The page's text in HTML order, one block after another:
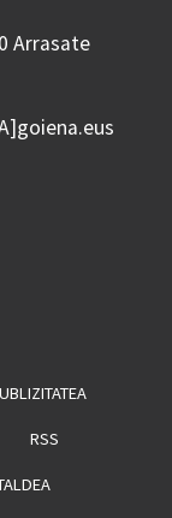
Arrasate
RSS